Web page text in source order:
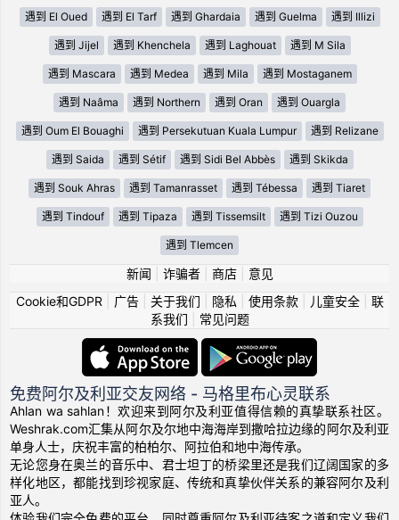
遇到 El Oued 遇到 El Tarf 遇到 Ghardaia 遇到 Guelma 遇到 Illizi
遇到 Jijel 遇到 Khenchela 遇到 Laghouat 遇到 M Sila
遇到 Mascara 遇到 Medea 遇到 Mila 遇到 Mostaganem
遇到 Naâma 遇到 Northern 遇到 Oran 遇到 Ouargla
遇到 Oum El Bouaghi 遇到 Persekutuan Kuala Lumpur 遇到 Relizane
遇到 Saida 遇到 Sétif 遇到 Sidi Bel Abbès 遇到 Skikda
遇到 Souk Ahras 遇到 Tamanrasset 遇到 Tébessa 遇到 Tiaret
遇到 Tindouf 遇到 Tipaza 遇到 Tissemsilt 遇到 Tizi Ouzou
遇到 Tlemcen
新闻 诈骗者| 商店| 意见
Cookie和GDPR
广告| 关于我们 隐私 使用条款| 儿童安全| 联
系我们
常见问题
免费阿尔及利亚交友网络 - 马格里布心灵联系
Ahlan wa sahlan！欢迎来到阿尔及利亚值得信赖的真挚联系社区。
Weshrak.com汇集从阿尔及尔地中海海岸到撒哈拉边缘的阿尔及利亚
单身人士，庆祝丰富的柏柏尔、阿拉伯和地中海传承。
无论您身在奥兰的音乐中、君士坦丁的桥梁里还是我们辽阔国家的多
样化地区，都能找到珍视家庭、传统和真挚伙伴关系的兼容阿尔及利
亚人。